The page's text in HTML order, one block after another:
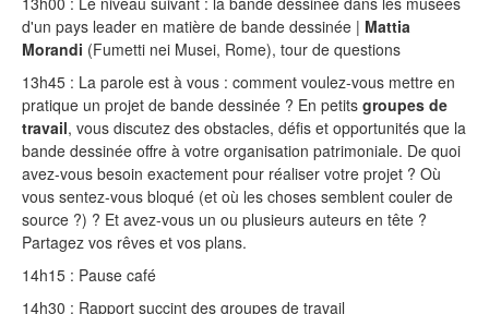
d'un pays leader en matière de bande dessinée | Mattia
Morandi (Fumetti nei Musei, Rome), tour de questions
13h45 : La parole est à vous : comment voulez-vous mettre en
pratique un projet de bande dessinée ? En petits groupes de
travail, vous discutez des obstacles, défis et opportunités que la
bande dessinée offre à votre organisation patrimoniale. De quoi
avez-vous besoin exactement pour réaliser votre projet ? Où
vous sentez-vous bloqué (et où les choses semblent couler de
source ?) ? Et avez-vous un ou plusieurs auteurs en tête ?
Partagez vos rêves et vos plans.
14h15 : Pause café
14h30 : Rapport succint des groupes de travail